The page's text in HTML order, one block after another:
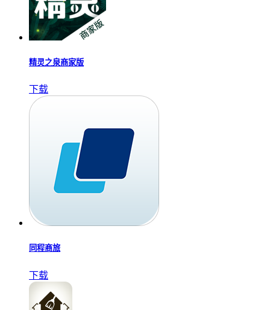
精灵之泉商家版
下载
同程商旅
下载